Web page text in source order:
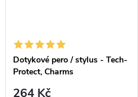
Dotykové pero / stylus - Tech-
Protect, Charms
264 Kč